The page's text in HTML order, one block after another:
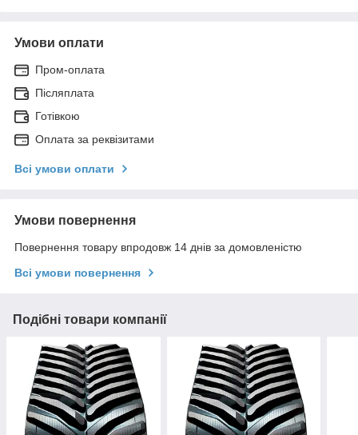
Умови оплати
Пром-оплата
Післяплата
Готівкою
Оплата за реквізитами
Всі умови оплати
Умови повернення
Повернення товару впродовж 14 днів за домовленістю
Всі умови повернення
Подібні товари компанії